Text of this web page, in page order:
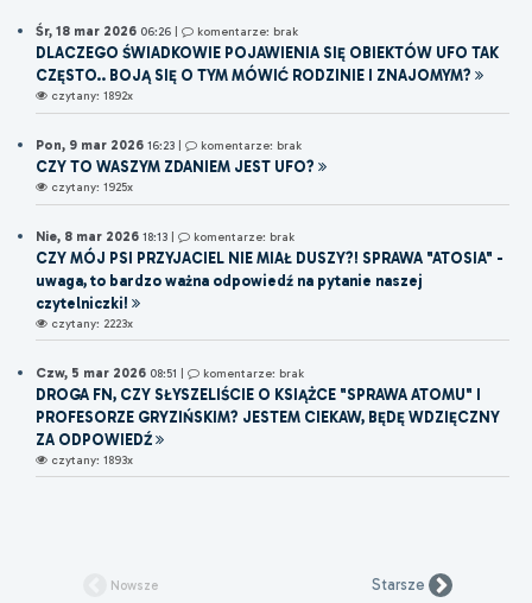
Śr, 18 mar 2026 06:26 komentarze: brak
DLACZEGO ŚWIADKOWIE POJAWIENIA SIĘ OBIEKTÓW UFO TAK
CZĘSTO.. BOJĄ SIĘ O TYM MÓWIĆ RODZINIE I ZNAJOMYM?
czytany: 1892x
Pon, 9 mar 2026 16:23 komentarze: brak
CZY TO WASZYM ZDANIEM JEST UFO?
czytany: 1925x
Nie, 8 mar 2026 18:13 | komentarze: brak
CZY MÓJ PSI PRZYJACIEL NIE MIAŁ DUSZY?! SPRAWA "ATOSIA" -
uwaga, to bardzo ważna odpowiedź na pytanie naszej
czytelniczki!
czytany: 2223x
Czw, 5 mar 2026 08:51 | komentarze: brak
DROGA FN, CZY SŁYSZELIŚCIE O KSIĄŻCE "SPRAWA ATOMU" I
PROFESORZE GRYZIŃSKIM? JESTEM CIEKAW, BĘDĘ WDZIĘCZNY
ZA ODPOWIEDŹ
czytany: 1893x
Nowsze Starsze